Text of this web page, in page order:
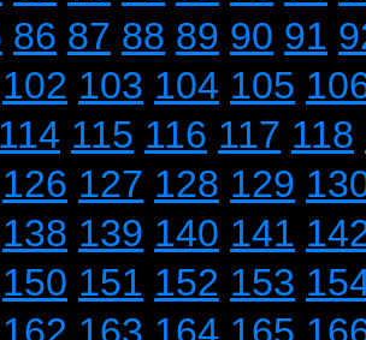
86 87 88 89 90 91
102 103 104 105
114 115 116 117 118
126 127 128 129
138 139 140 141
150 151 152 153